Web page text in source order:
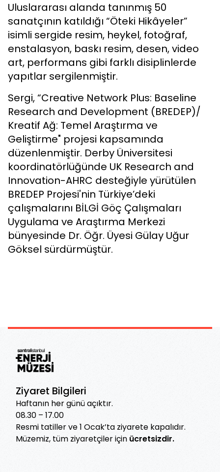
Uluslararası alanda tanınmış 50
sanatçının katıldığı “Öteki Hikâyeler”
isimli sergide resim, heykel, fotoğraf,
enstalasyon, baskı resim, desen, video
art, performans gibi farklı disiplinlerde
yapıtlar sergilenmiştir.
Sergi, “Creative Network Plus: Baseline
Research and Development (BREDEP)/
Kreatif Ağ: Temel Araştırma ve
Geliştirme" projesi kapsamında
düzenlenmiştir. Derby Üniversitesi
koordinatörlüğünde UK Research and
Innovation-AHRC desteğiyle yürütülen
BREDEP Projesi'nin Türkiye’deki
çalışmalarını BİLGİ Göç Çalışmaları
Uygulama ve Araştırma Merkezi
bünyesinde Dr. Öğr. Üyesi Gülay Uğur
Göksel sürdürmüştür.
Ziyaret Bilgileri
Haftanın her günü açıktır.
08.30 – 17.00
Resmi tatiller ve 1 Ocak’ta ziyarete kapalıdır.
Müzemiz, tüm ziyaretçiler için ücretsizdir.